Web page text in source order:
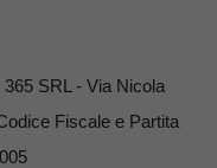
SRL - Via Nicola
Fiscale e Partita